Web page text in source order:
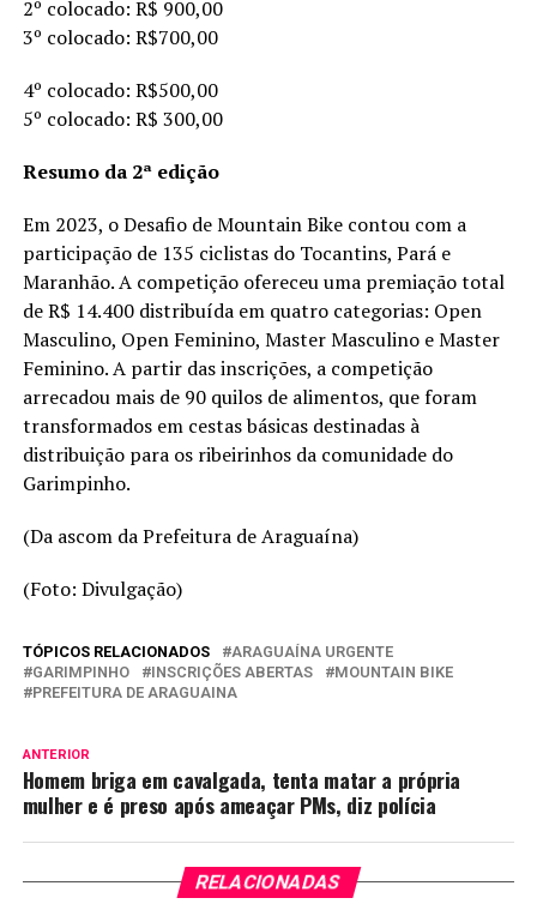
2º colocado: R$ 900,00
3º colocado: R$700,00
4º colocado: R$500,00
5º colocado: R$ 300,00
Resumo da 2ª edição
Em 2023, o Desafio de Mountain Bike contou com a
participação de 135 ciclistas do Tocantins, Pará e
Maranhão. A competição ofereceu uma premiação total
de R$ 14.400 distribuída em quatro categorias: Open
Masculino, Open Feminino, Master Masculino e Master
Feminino. A partir das inscrições, a competição
arrecadou mais de 90 quilos de alimentos, que foram
transformados em cestas básicas destinadas à
distribuição para os ribeirinhos da comunidade do
Garimpinho.
(Da ascom da Prefeitura de Araguaína)
(Foto: Divulgação)
TÓPICOS RELACIONADOS
ARAGUAÍNA URGENTE
GARIMPINHO
INSCRIÇÕES ABERTAS
MOUNTAIN BIKE
PREFEITURA DE ARAGUAINA
ANTERIOR
Homem briga em cavalgada, tenta matar a própria
mulher e é preso após ameaçar PMs, diz polícia
RELACIONADAS